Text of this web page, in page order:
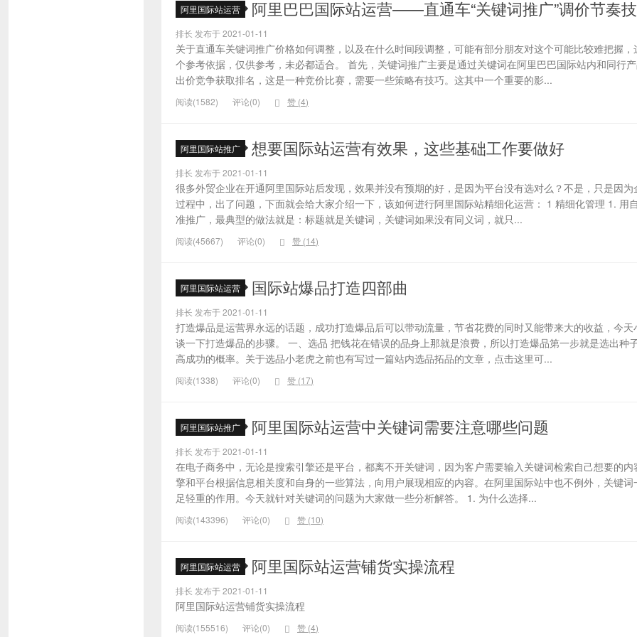
阿里国际站运营 阿里巴巴国际站运营——直通车“关键词推广”调价节奏
排长 发布于 2021-01-11
关于直通车关键词推广价格如何调整，以及在什么时间段调整，可能有部分朋友对这个可能比较难把握，
个参考依据，仅供参考，未必都适合。 首先，关键词推广主要是通过关键词在阿里巴巴国际站内和同行
出价竞争获取排名，这是一种竞价比赛，需要一些策略有技巧。这其中一个重要的影...
阅读(1582) 评论(0) 赞 (4)
阿里国际站推广 想要国际站运营有效果，这些基础工作要做好
排长 发布于 2021-01-11
很多外贸企业在开通阿里国际站后发现，效果并没有预期的好，是因为平台没有选对么？不是，只是因为
过程中，出了问题，下面就会给大家介绍一下，该如何进行阿里国际站精细化运营： 1 精细化管理 1. 用
准推广，最典型的做法就是：标题就是关键词，关键词如果没有同义词，就只...
阅读(45667) 评论(0) 赞 (14)
阿里国际站运营 国际站爆品打造四部曲
排长 发布于 2021-01-11
打造爆品是运营界永远的话题，成功打造爆品后可以带动流量，节省花费的同时又能带来大的收益，今天
谈一下打造爆品的步骤。 一、选品 把钱花在错误的品身上那就是浪费，所以打造爆品第一步就是选出种
高成功的概率。关于选品小老虎之前也有写过一篇站内选品拓品的文章，点击这里可...
阅读(1338) 评论(0) 赞 (17)
阿里国际站推广 阿里国际站运营中关键词需要注意哪些问题
排长 发布于 2021-01-11
在电子商务中，无论是搜索引擎还是平台，都离不开关键词，因为客户需要输入关键词检索自己想要的内
擎和平台根据信息相关度和自身的一些算法，向用户展现相应的内容。在阿里国际站中也不例外，关键词
足轻重的作用。今天就针对关键词的问题为大家做一些分析解答。 1. 为什么选择...
阅读(143396) 评论(0) 赞 (10)
阿里国际站运营 阿里国际站运营铺货实操流程
排长 发布于 2021-01-11
阿里国际站运营铺货实操流程
阅读(155516) 评论(0) 赞 (4)